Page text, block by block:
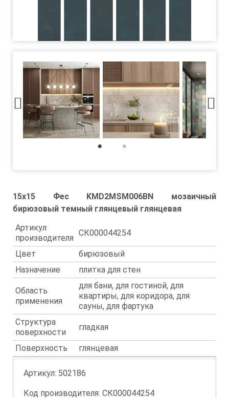
15x15 Фес KMD2MSM006BN мозаичный
бирюзовый темный глянцевый глянцевая
Артикул
производителя
СК000044254
Цвет
бирюзовый
Назначение
плитка для стен
Область
применения
для бани, для гостиной, для
квартиры, для коридора, для
сауны, для фартука
Структура
поверхности
гладкая
Поверхность глянцевая
Артикул: 502186
Код производителя: СК000044254